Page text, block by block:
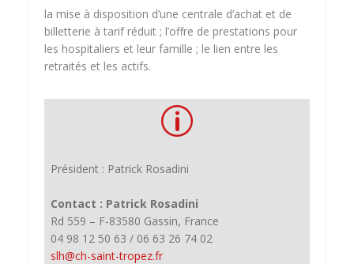
la mise à disposition d’une centrale d’achat et de
billetterie à tarif réduit ; l’offre de prestations pour
les hospitaliers et leur famille ; le lien entre les
retraités et les actifs.
p
Président : Patrick Rosadini
Contact : Patrick Rosadini
Rd 559 – F-83580 Gassin, France
04 98 12 50 63 / 06 63 26 74 02
slh@ch-saint-tropez.fr